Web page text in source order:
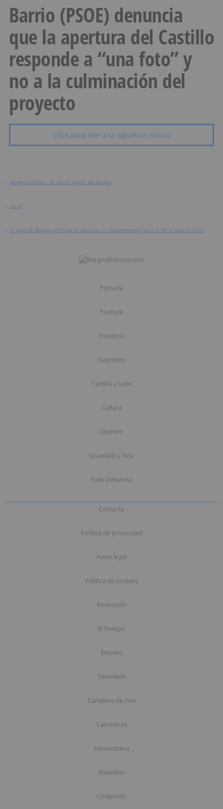
Barrio (PSOE) denuncia
que la apertura del Castillo
responde a “una foto” y
no a la culminación del
proyecto
Click para leer a la siguiente noticia
> BurgosNoticias - El diario digital de Burgos
> Local
> El Ayto de Burgos prorroga el contrato a Tauroemoción para la feria taurina 2026
Portada
Podcast
Provincia
Deportes
Castilla y León
Cultura
Opinión
Sociedad y Vida
Foto Denuncia
Contacto
Política de privacidad
Aviso legal
Política de cookies
Redacción
El Tiempo
Empleo
Televisión
Cartelera de cine
Carreteras
Hemeroteca
Etiquetas
Contenido